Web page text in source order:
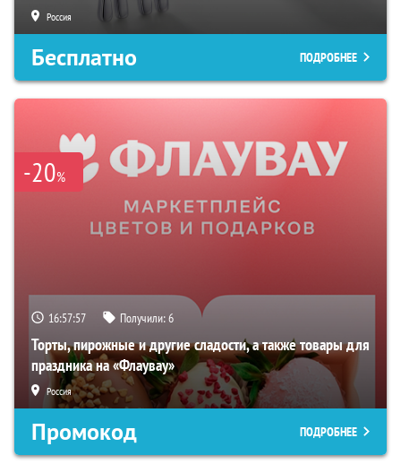
Россия
Бесплатно ПОДРОБНЕЕ
-20%
16:57:56 Получили:6
Торты, пирожные и другие сладости, а также товары для
праздника на «Флаувау»
Россия
Промокод ПОДРОБНЕЕ